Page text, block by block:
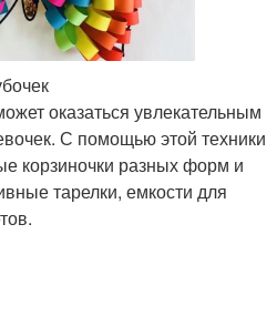
оказаться увлекательным
С помощью этой техники
корзиночки разных форм и
тарелки, емкости для